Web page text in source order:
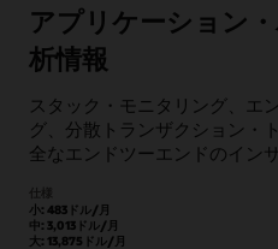
アプリケーション
析情報
スタック・モニタリング、エ
グ、分散トランザクション・
全なエンドツーエンドのイン
仕様
小: 483ドル/月
中: 3,013ドル/月
大: 13,875ドル/月